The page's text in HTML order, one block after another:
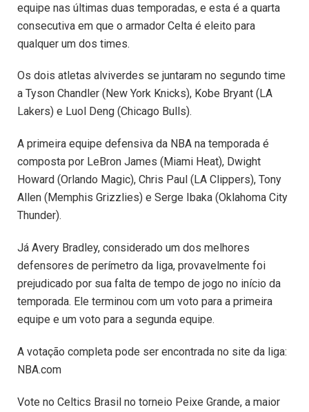
equipe nas últimas duas temporadas, e esta é a quarta
consecutiva em que o armador Celta é eleito para
qualquer um dos times.
Os dois atletas alviverdes se juntaram no segundo time
a Tyson Chandler (New York Knicks), Kobe Bryant (LA
Lakers) e Luol Deng (Chicago Bulls).
A primeira equipe defensiva da NBA na temporada é
composta por LeBron James (Miami Heat), Dwight
Howard (Orlando Magic), Chris Paul (LA Clippers), Tony
Allen (Memphis Grizzlies) e Serge Ibaka (Oklahoma City
Thunder).
Já Avery Bradley, considerado um dos melhores
defensores de perímetro da liga, provavelmente foi
prejudicado por sua falta de tempo de jogo no início da
temporada. Ele terminou com um voto para a primeira
equipe e um voto para a segunda equipe.
A votação completa pode ser encontrada no site da liga:
NBA.com
Vote no Celtics Brasil no torneio Peixe Grande, a maior